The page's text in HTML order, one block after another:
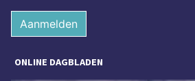
Aanmelden
ONLINE DAGBLADEN